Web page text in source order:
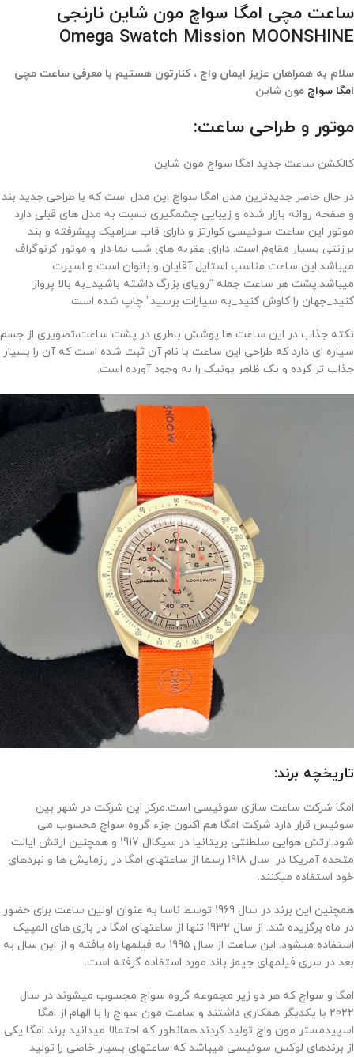
ساعت مچی امگا سواچ مون شاین نارنجی
Omega Swatch Mission MOONSHINE
سلام به همراهان عزیز ایمان واچ ، کنارتون هستیم با معرفی ساعت مچی
امگا سواچ مون شاین
موتور و طراحی ساعت:
کالکشن ساعت جدید امگا سواچ مون شاین
در حال حاضر جدیدترین مدل امگا سواچ این مدل است که با طراحی جدید بند
و صفحه روانه بازار شده و زیبایی چشمگیری نسبت به مدل های قبلی دارد
موتور این ساعت سوئیسی کوارتز و دارای قاب سرامیک پیشرفته و بند
برزنتی بسیار مقاوم است. دارای عقربه های شب نما دار و موتور کرنوگراف
میباشد.این ساعت مناسب استایل آقایان و بانوان است و اسپرت
میباشد.پشت هر ساعت جمله “رویای بزرگ داشته باشید_به بالا پرواز
کنید_جهان را کاوش کنید_به سیارات برسید” چاپ شده است.
نکته جذاب در این ساعت ها پوشش باطری در پشت ساعت،تصویری از جسم
سیاره ای دارد که طراحی این ساعت با نام آن ثبت شده است که آن را بسیار
جذاب تر کرده و یک ظاهر یونیک را به وجود آورده است.
تاریخچه برند:
امگا شرکت ساعت سازی سوئیسی است.مرکز این شرکت در شهر بین
سوئیس قرار دارد شرکت امگا هم اکنون جزء گروه سواچ محسوب می
شود.ارتش هوایی سلطنتی بریتانیا در سیکاال 1917 و همچنین ارتش ایالت
متحده آمریکا در سال 1918 رسما از ساعتهای امگا در رزمایش ها و نبردهای
خود استفاده میکنند.
همچنین این برند در سال 1969 توسط ناسا به عنوان اولین ساعت برای حضور
در ماه برگزیده شد. از سال 1932 تنها از ساعتهای امگا در بازی های المپیک
استفاده میشود. این ساعت از سال 1995 به فیلمها راه یافته و از این سال به
بعد در سری فیلمهای جیمز باند مورد استفاده گرفته است.
امگا و سواچ که هر دو زیر مجموعه گروه سواچ مجسوب میشوند در سال
2022 با یکدیگر همکاری داشتند و ساعت مون سواچ را با الهام از امگا
اسپیدمستر مون واچ تولید کردند.همانطور که احتمالا میدانید برند امگا یکی
از برندهای لوکس سوئیسی میباشد که ساعتهای بسیار خاصی را تولید